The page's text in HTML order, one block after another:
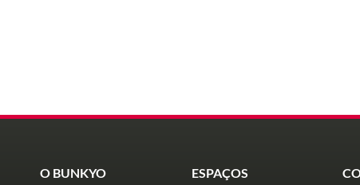
O BUNKYO ESPAÇOS